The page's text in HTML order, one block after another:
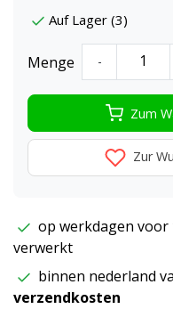
Auf Lager (3)
Menge -
Zum
Zur
op werkdagen voor
verwerkt
binnen nederland
verzendkosten